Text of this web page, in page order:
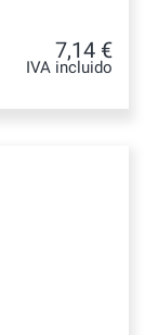
7,14 €
IVA incluido